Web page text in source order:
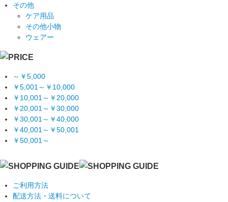
その他
ケア用品
その他小物
ウェアー
～￥5,000
￥5,001～￥10,000
￥10,001～￥20,000
￥20,001～￥30,000
￥30,001～￥40,000
￥40,001～￥50,001
￥50,001～
ご利用方法
配送方法・送料について